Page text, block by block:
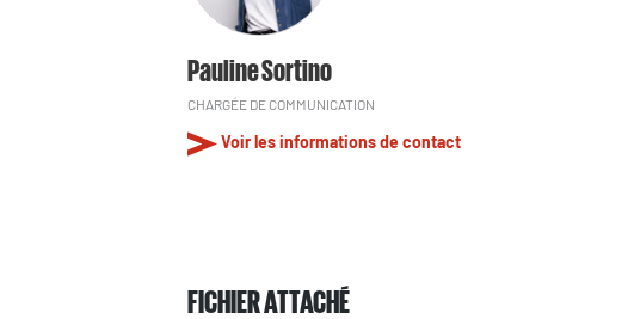
Pauline Sortino
CHARGÉE DE COMMUNICATION
Voir les informations de contact
FICHIER ATTACHÉ